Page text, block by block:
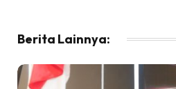
Berita Lainnya: